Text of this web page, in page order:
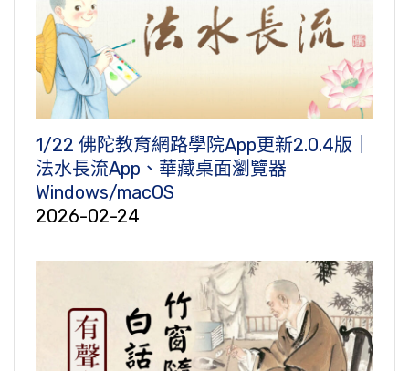
1/22 佛陀教育網路學院App更新2.0.4版｜
法水長流App、華藏桌面瀏覽器
Windows/macOS
2026-02-24